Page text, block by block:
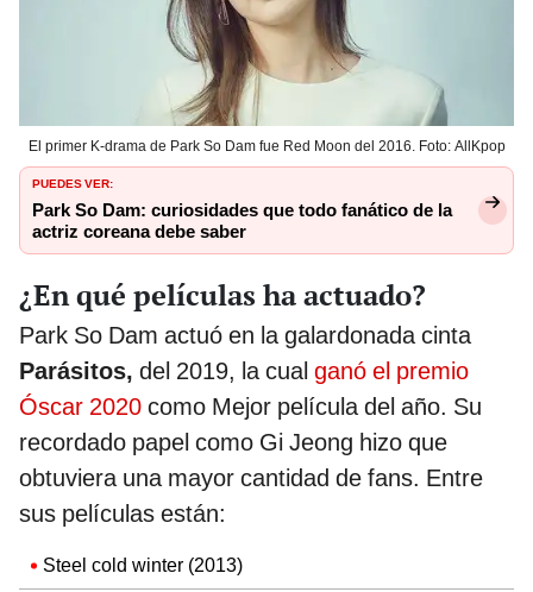
El primer K-drama de Park So Dam fue Red Moon del 2016. Foto: AllKpop
PUEDES VER:
Park So Dam: curiosidades que todo fanático de la
actriz coreana debe saber
¿En qué películas ha actuado?
Park So Dam actuó en la galardonada cinta
Parásitos, del 2019, la cual ganó el premio
Óscar 2020 como Mejor película del año. Su
recordado papel como Gi Jeong hizo que
obtuviera una mayor cantidad de fans. Entre
sus películas están:
Steel cold winter (2013)